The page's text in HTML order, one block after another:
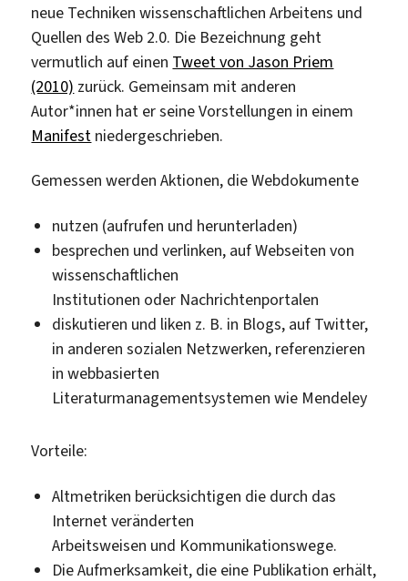
neue Techniken wissenschaftlichen Arbeitens und
Quellen des Web 2.0. Die Bezeichnung geht
vermutlich auf einen Tweet von Jason Priem
(2010) zurück. Gemeinsam mit anderen
Autor*innen hat er seine Vorstellungen in einem
Manifest niedergeschrieben.
Gemessen werden Aktionen, die Webdokumente
nutzen (aufrufen und herunterladen)
besprechen und verlinken, auf Webseiten von
wissenschaftlichen
Institutionen oder Nachrichtenportalen
diskutieren und liken z. B. in Blogs, auf Twitter,
in anderen sozialen Netzwerken, referenzieren
in webbasierten
Literaturmanagementsystemen wie Mendeley
Vorteile:
Altmetriken berücksichtigen die durch das
Internet veränderten
Arbeitsweisen und Kommunikationswege.
Die Aufmerksamkeit, die eine Publikation erhält,